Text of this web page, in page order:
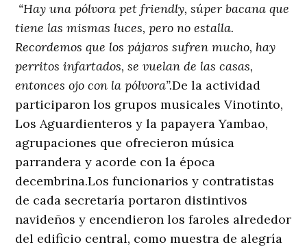
“Hay una pólvora pet friendly, súper bacana que
tiene las mismas luces, pero no estalla.
Recordemos que los pájaros sufren mucho, hay
perritos infartados, se vuelan de las casas,
entonces ojo con la pólvora”.De la actividad
participaron los grupos musicales Vinotinto,
Los Aguardienteros y la papayera Yambao,
agrupaciones que ofrecieron música
parrandera y acorde con la época
decembrina.Los funcionarios y contratistas
de cada secretaría portaron distintivos
navideños y encendieron los faroles alrededor
del edificio central, como muestra de alegría